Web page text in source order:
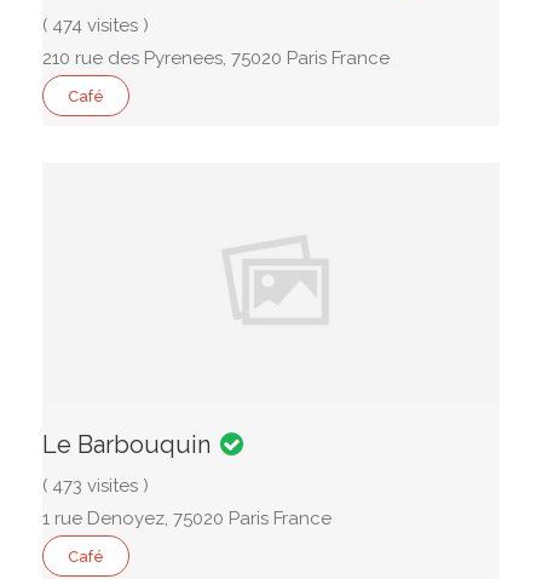
( 474 visites )
210 rue des Pyrenees, 75020 Paris France
Café
Le Barbouquin
( 473 visites )
1 rue Denoyez, 75020 Paris France
Café